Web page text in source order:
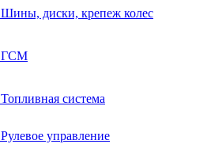
Шины, диски, крепеж колес
ГСМ
Топливная система
Рулевое управление